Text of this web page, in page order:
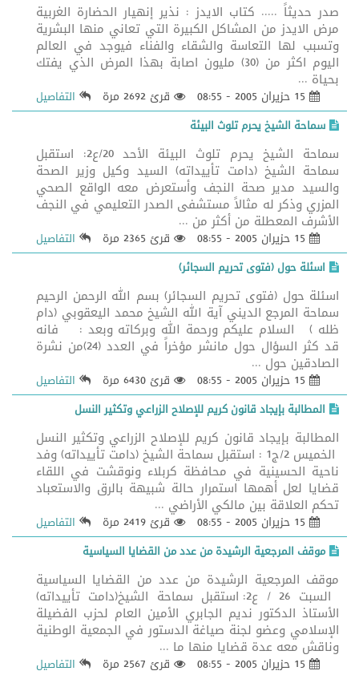
صدر حديثاً ..... كتاب الايدز : نذير إنهيار الحضارة الغربية
مرض الايدز من المشاكل الكبيرة التي تعاني منها البشرية
وتسبب لها التعاسة والشقاء والفناء فيوجد في العالم
اليوم اكثر من (30) مليون اصابة بهذا المرض الذي يفتك
بحياة ...
قرئ 2692 مرة
التفاصيل
سماحة الشيخ يحرم تلوث البيئة
سماحة الشيخ يحرم تلوث البيئة الأحد 20/ع2: استقبل
سماحة الشيخ (دامت تأييداته) السيد وكيل وزير الصحة
والسيد مدير صحة النجف وأستعرض معه الواقع الصحي
المزري وذكر له مثالاً مستشفى الصدر التعليمي في النجف
الأشرف المعطلة من أكثر من ...
قرئ 2365 مرة
التفاصيل
اسئلة حول (فتوى تحريم السجائر)
اسئلة حول (فتوى تحريم السجائر) بسم الله الرحمن الرحيم
سماحة المرجع الديني آية الله الشيخ محمد اليعقوبي (دام
ظله ) السلام عليكم ورحمة الله وبركاته وبعد : فانه
قد كثر السؤال حول مانشر مؤخراً في العدد (24)من نشرة
الصادقين حول ...
قرئ 6430 مرة
التفاصيل
المطالبة بإيجاد قانون كريم للإصلاح الزراعي وتكثير النسل
المطالبة بإيجاد قانون كريم للإصلاح الزراعي وتكثير النسل
الخميس 2/ج1 : استقبل سماحة الشيخ (دامت تأييداته) وفد
ناحية الحسينية في محافظة كربلاء ونوقشت في اللقاء
قضايا لعل أهمها استمرار حالة شبيهة بالرق والاستعباد
تحكم العلاقة بين مالكي الأراضي ...
قرئ 2419 مرة
التفاصيل
موقف المرجعية الرشيدة من عدد من القضايا السياسية
موقف المرجعية الرشيدة من عدد من القضايا السياسية
السبت 26 / ع2: استقبل سماحة الشيخ(دامت تأييداته)
الأستاذ الدكتور نديم الجابري الأمين العام لحزب الفضيلة
الإسلامي وعضو لجنة صياغة الدستور في الجمعية الوطنية
وناقش معه عدة قضايا منها ما ...
قرئ 2567 مرة
التفاصيل